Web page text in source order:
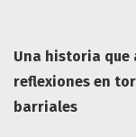
Una historia que
reflexiones en
barriales